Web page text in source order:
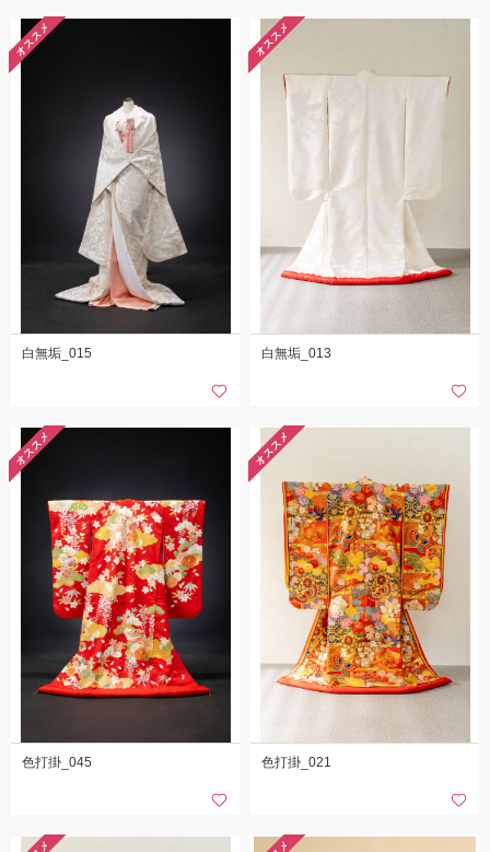
オススメ
白無垢_015
オススメ
白無垢_013
オススメ
色打掛_045
オススメ
色打掛_021